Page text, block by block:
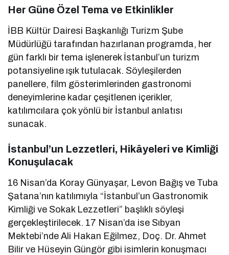
Her Güne Özel Tema ve Etkinlikler
İBB Kültür Dairesi Başkanlığı Turizm Şube
Müdürlüğü tarafından hazırlanan programda, her
gün farklı bir tema işlenerek İstanbul’un turizm
potansiyeline ışık tutulacak. Söyleşilerden
panellere, film gösterimlerinden gastronomi
deneyimlerine kadar çeşitlenen içerikler,
katılımcılara çok yönlü bir İstanbul anlatısı
sunacak.
İstanbul’un Lezzetleri, Hikâyeleri ve Kimliği
Konuşulacak
16 Nisan’da Koray Günyaşar, Levon Bağış ve Tuba
Şatana’nın katılımıyla “İstanbul’un Gastronomik
Kimliği ve Sokak Lezzetleri” başlıklı söyleşi
gerçekleştirilecek. 17 Nisan’da ise Sıbyan
Mektebi’nde Ali Hakan Eğilmez, Doç. Dr. Ahmet
Bilir ve Hüseyin Güngör gibi isimlerin konuşmacı